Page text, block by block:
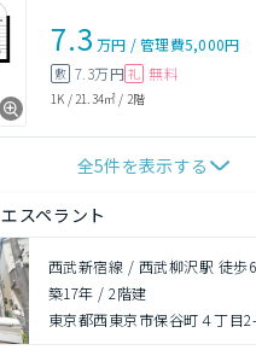
7.3 万円 /管理費5,000円
敷 7.3万円 礼 無料
1K / 21.34㎡ / 2階
全5件を表示する
エスペラント
西武新宿線 / 西武柳沢駅 徒歩
築17年 /2階建
東京都西東京市保谷町４丁目